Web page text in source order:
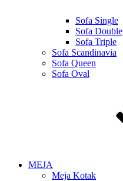
Sofa Single
Sofa Double
Sofa Triple
Sofa Scandinavia
Sofa Queen
Sofa Oval
MEJA
Meja Kotak